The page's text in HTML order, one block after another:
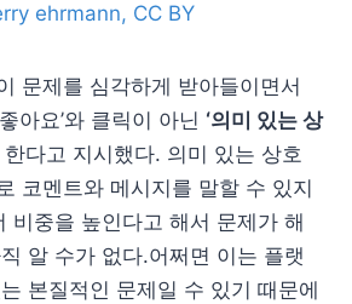
ehrmann, CC BY
문제를 심각하게 받아들이면서
아요’와 클릭이 아닌 ‘의미 있는 상
다고 지시했다. 의미 있는 상호
코멘트와 메시지를 말할 수 있지
비중을 높인다고 해서 문제가 해
알 수가 없다.어쩌면 이는 플랫
본질적인 문제일 수 있기 때문에